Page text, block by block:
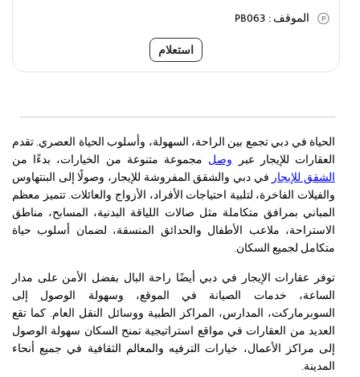
الموقف : PB063
استعلام
الحياة في دبي تجمع بين الراحة، السهولة، وأسلوب الحياة العصري. تقدم
العقارات للإيجار عبر وصل مجموعة متنوعة من الخيارات، بدءًا من
الشقق للإيجار في دبي والشقق المفروشة للإيجار، وصولًا إلى البنتهاوس
والفيلات الفاخرة، لتلبية احتياجات الأفراد، الأزواج والعائلات. تتميز معظم
المباني بمرافق متكاملة مثل صالات اللياقة البدنية، المسابح، مناطق
الاستراحة، ملاعب الأطفال والحدائق المنسقة، لضمان أسلوب حياة
متكامل لجميع السكان.
توفر عقارات الإيجار في دبي أيضًا راحة البال بفضل الأمن على مدار
الساعة، خدمات الصيانة في الموقع، وسهولة الوصول إلى
السوبرماركت، المدارس، المراكز الطبية ووسائل النقل العام. كما تقع
العديد من العقارات في مواقع استراتيجية تمنح السكان سهولة الوصول
إلى مراكز الأعمال، خيارات الترفيه والمعالم الثقافية في جميع أنحاء
المدينة.